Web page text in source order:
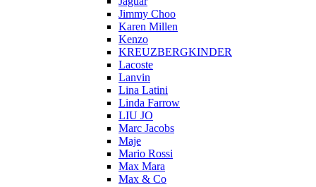
Jimmy Choo
Karen Millen
Kenzo
KREUZBERGKINDER
Lacoste
Lanvin
Lina Latini
Linda Farrow
LIU JO
Marc Jacobs
Maje
Mario Rossi
Max Mara
Max & Co